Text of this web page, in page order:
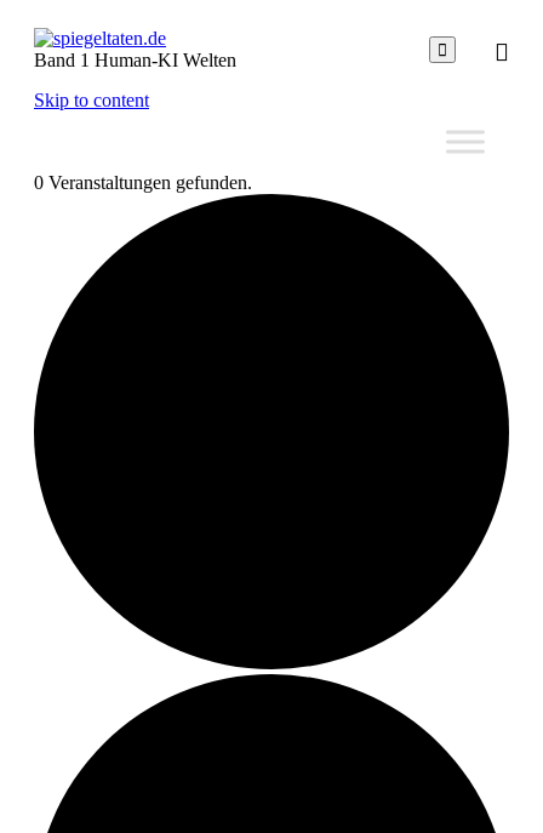
Band 1 Human-KI Welten 
Skip to content
0 Veranstaltungen gefunden.